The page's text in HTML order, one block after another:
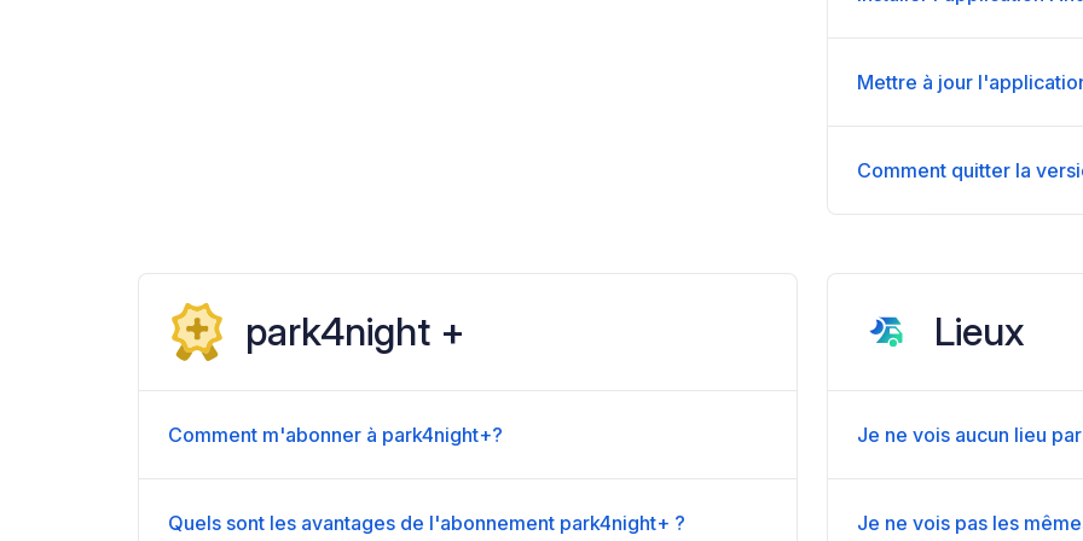
Mettre à jour
Comment quitter la
park4night +
Comment m'abonner à park4night+?
Quels sont les avantages de l'abonnement park4night+ ?
Lieux
Je ne vois aucun lieu
Je ne vois pas les